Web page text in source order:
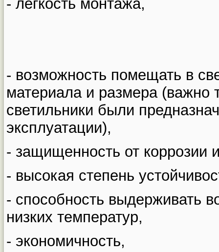
- легкость монтажа,
- возможность помещать в
материала и размера (важно
светильники были
эксплуатации),
- защищенность от коррозии
- высокая степень
- способность выдерживать
низких температур,
- экономичность,